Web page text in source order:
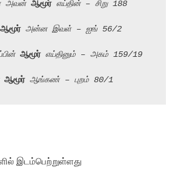
அவன் ஆமூர் எய்தின் – சிறு 188
ஆமூர் அன்ன இவள் – ஐங் 56/2
ஆமூர் எய்தினும் – அகம் 159/19
ஆமூர் ஆங்கண் – புறம் 80/1
இடம்பெற்றுள்ளது